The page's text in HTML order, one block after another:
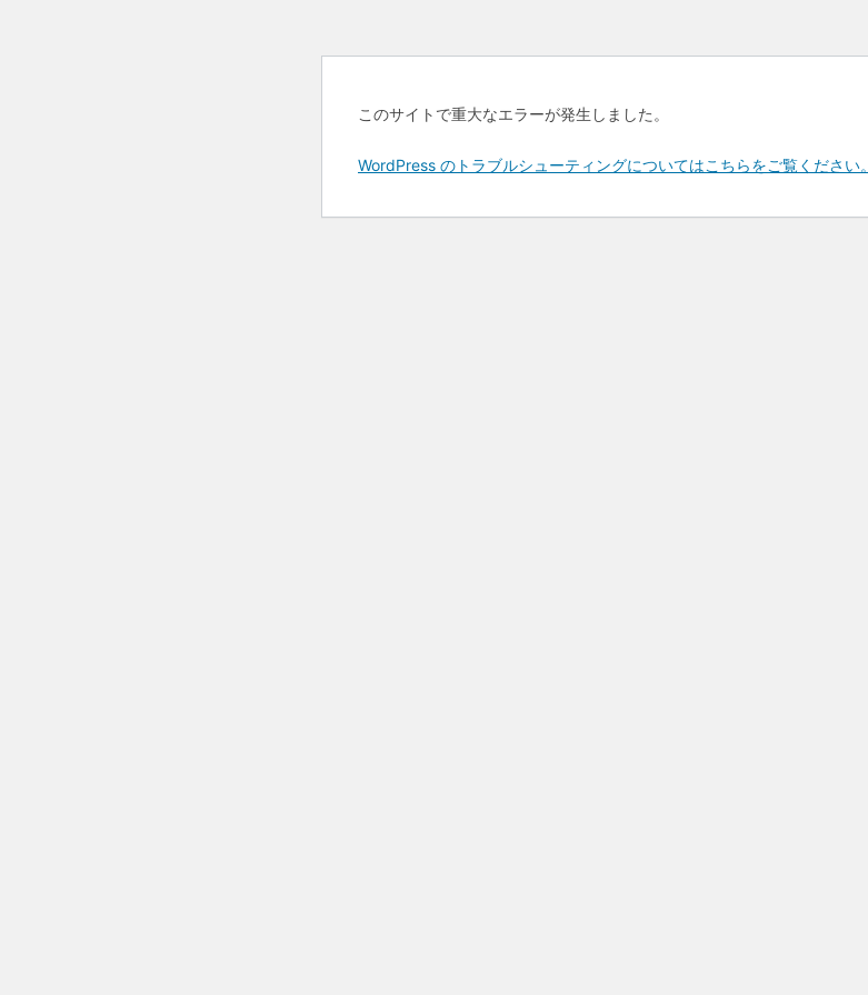
このサイトで重大なエラーが発生しました。
WordPress のトラブルシューティングについてはこちらをご覧ください。